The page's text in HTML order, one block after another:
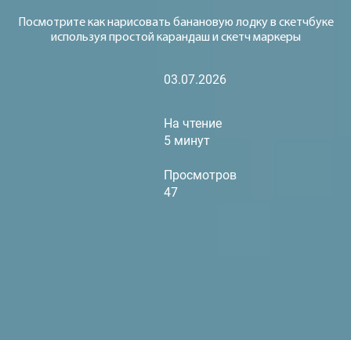
Посмотрите как нарисовать банановую лодку в скетчбуке
используя простой карандаш и скетч маркеры
03.07.2026
На чтение
5 минут
Просмотров
47